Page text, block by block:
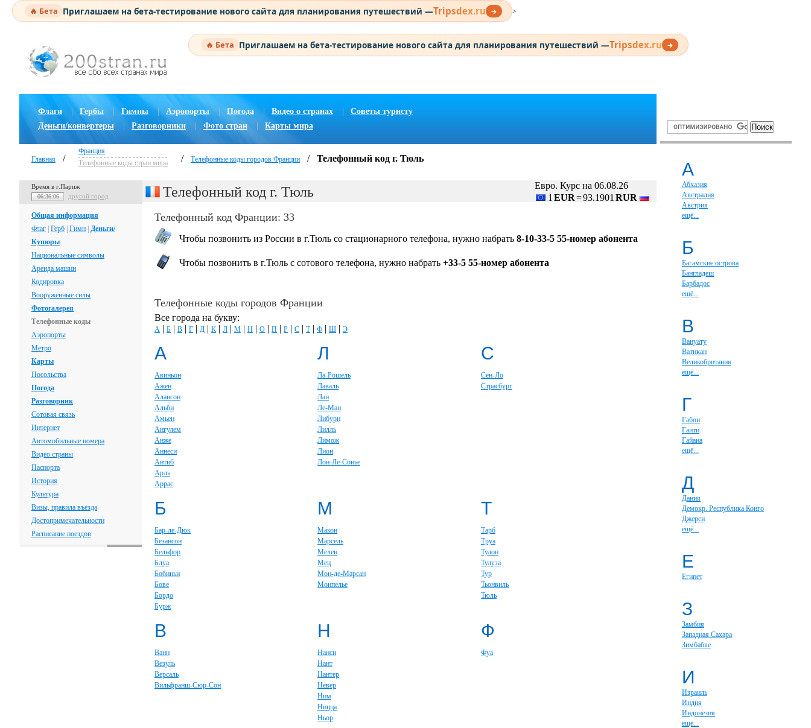
🔥 Бета Приглашаем на бета-тестирование нового сайта для планирования путешествий —Tripsdex.ru → >
🔥 Бета Приглашаем на бета-тестирование нового сайта для планирования путешествий —Tripsdex.ru →
Флаги Гербы Гимны | Аэропорты Погода | Видео о странах
Советы туристу
Деньги/конвертеры
Разговорники Фото стран Карты мира
Главная /
Франция
Телефонные коды стран мира
/ Телефонные коды городов Франции / Телефонный код г. Тюль
Время в г.Париж
06:36:06 другой город
Общая информация
Флаг Герб Гимн Деньги/
Купюры
Национальные символы
Аренда машин
Кодировка
Вооруженные силы
Фотогалерея
Телефонные коды
Аэропорты
Метро
Карты
Посольства
Погода
Разговорник
Сотовая связь
Интернет
Автомобильные номера
Видео страны
Паспорта
История
Культура
Визы, правила въезда
Достопримечательности
Расписание поездов
Евро. Курс на 06.08.26
1 EUR=93.1901 RUR
Телефонный код г. Тюль
Телефонный код Франции: 33
Чтобы позвонить из России в г.Тюль со стационарного телефона, нужно набрать 8-10-33-5 55-номер абонента
Чтобы позвонить в г.Тюль с сотового телефона, нужно набрать +33-5 55-номер абонента
Телефонные коды городов Франции
Все города на букву:
А | Б | В | Г | Д | К | Л | М | Н | О | П | Р | С | Т| Ф | Ш | Э
А
Авиньон
Ажен
Алансон
Альби
Амьен
Ангулем
Анже
Аннеси
Антиб
Арль
Аррас
Л
Ла-Рошель
Лаваль
Лан
Ле-Ман
Либурн
Лилль
Лимож
Лион
Лон-Ле-Сонье
С
Сен-Ло
Страсбург
Б
Бар-ле-Дюк
Безансон
Бельфор
Блуа
Бобиньи
Бове
Бордо
Бурж
М
Макон
Марсель
Мелен
Мец
Мон-де-Марсан
Монпелье
Т
Тарб
Труа
Тулон
Тулуза
Тур
Тьонвиль
Тюль
В
Ванн
Везуль
Версаль
Вильфранш-Сюр-Сон
Н
Нанси
Нант
Нантер
Невер
Ним
Ницца
Ньор
Ф
Фуа
А
Абхазия
Австралия
Австрия
ещё...
Б
Багамские острова
Бангладеш
Барбадос
ещё...
В
Вануату
Ватикан
Великобритания
ещё...
Г
Габон
Гаити
Гайана
ещё...
Д
Дания
Демокр. Республика Конго
Джерси
ещё...
Е
Египет
З
Замбия
Западная Сахара
Зимбабве
И
Израиль
Индия
Индонезия
ещё...